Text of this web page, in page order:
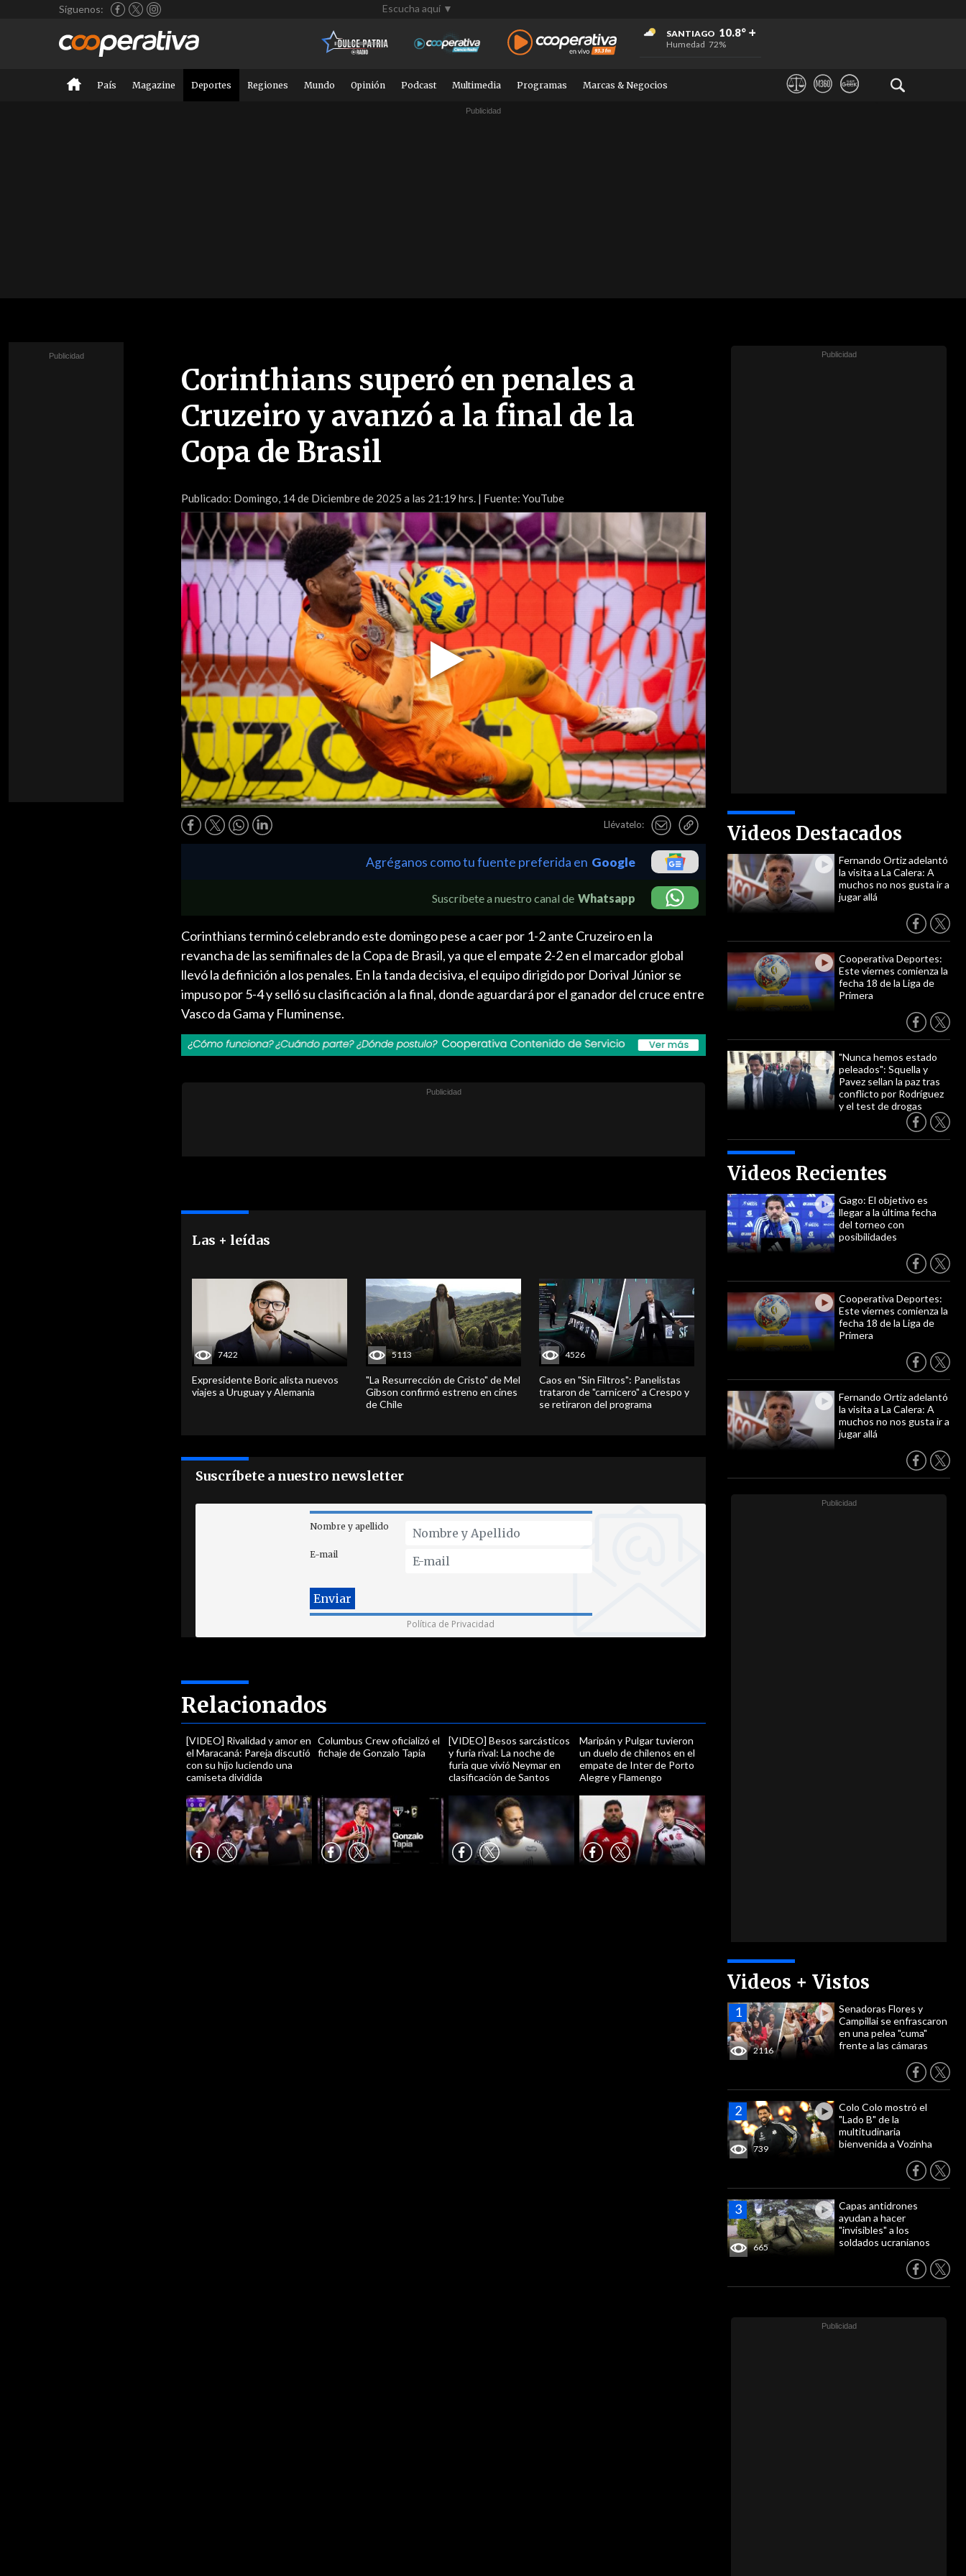
Síguenos: Escucha aquí ▼
SANTIAGO 10.8°
Humedad 72%
+
+
+
País Magazine Deportes Regiones Mundo Opinión Podcast Multimedia Programas Marcas & Negocios
Corinthians superó en penales a
Cruzeiro y avanzó a la final de la
Copa de Brasil
Publicado: Domingo, 14 de Diciembre de 2025 a las 21:19 hrs. | Fuente: YouTube
Play
Video
Llévatelo: Videos Destacados
Fernando Ortiz adelantó
la visita a La Calera: A
muchos no nos gusta ir a
jugar allá
Cooperativa Deportes:
Este viernes comienza la
fecha 18 de la Liga de
Primera
"Nunca hemos estado
peleados": Squella y
Pavez sellan la paz tras
conflicto por Rodríguez
y el test de drogas
Videos Recientes
Gago: El objetivo es
llegar a la última fecha
del torneo con
posibilidades
Cooperativa Deportes:
Este viernes comienza la
fecha 18 de la Liga de
Primera
Fernando Ortiz adelantó
la visita a La Calera: A
muchos no nos gusta ir a
jugar allá
Videos + Vistos
2116
Senadoras Flores y
Campillai se enfrascaron
en una pelea "cuma"
frente a las cámaras
739
Colo Colo mostró el
"Lado B" de la
multitudinaria
bienvenida a Vozinha
665
Capas antidrones
ayudan a hacer
"invisibles" a los
soldados ucranianos
Agréganos como tu fuente preferida en Google
Suscríbete a nuestro canal de Whatsapp
Corinthians terminó celebrando este domingo pese a caer por 1-2 ante Cruzeiro en la
revancha de las semifinales de la Copa de Brasil, ya que el empate 2-2 en el marcador global
llevó la definición a los penales. En la tanda decisiva, el equipo dirigido por Dorival Júnior se
impuso por 5-4 y selló su clasificación a la final, donde aguardará por el ganador del cruce entre
Vasco da Gama y Fluminense.
Las + leídas
7422
Expresidente Boric alista nuevos
viajes a Uruguay y Alemania
5113
"La Resurrección de Cristo" de Mel
Gibson confirmó estreno en cines
de Chile
4526
Caos en "Sin Filtros": Panelistas
trataron de "carnicero" a Crespo y
se retiraron del programa
Suscríbete a nuestro newsletter
Nombre y apellido
E-mail
Política de Privacidad
Relacionados
[VIDEO] Rivalidad y amor en
el Maracaná: Pareja discutió
con su hijo luciendo una
camiseta dividida
Columbus Crew oficializó el
fichaje de Gonzalo Tapia
[VIDEO] Besos sarcásticos
y furia rival: La noche de
furia que vivió Neymar en
clasificación de Santos
Maripán y Pulgar tuvieron
un duelo de chilenos en el
empate de Inter de Porto
Alegre y Flamengo